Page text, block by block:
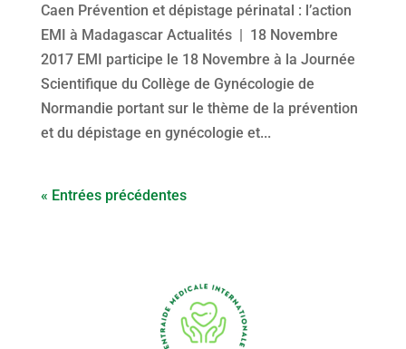
Caen Prévention et dépistage périnatal : l’action
EMI à Madagascar Actualités | 18 Novembre
2017 EMI participe le 18 Novembre à la Journée
Scientifique du Collège de Gynécologie de
Normandie portant sur le thème de la prévention
et du dépistage en gynécologie et...
« Entrées précédentes